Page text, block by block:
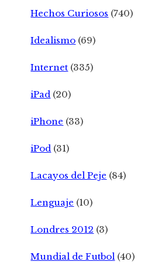
Hechos Curiosos (740)
Idealismo (69)
Internet (335)
iPad (20)
iPhone (33)
iPod (31)
Lacayos del Peje (84)
Lenguaje (10)
Londres 2012 (3)
Mundial de Futbol (40)